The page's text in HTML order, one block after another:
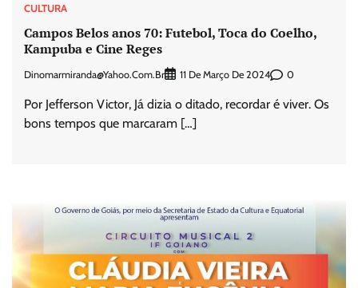
CULTURA
Campos Belos anos 70: Futebol, Toca do Coelho,
Kampuba e Cine Reges
Dinomarmiranda@yahoo.com.br 11 De Março De 2024 0
Por Jefferson Victor, Já dizia o ditado, recordar é viver. Os
bons tempos que marcaram […]